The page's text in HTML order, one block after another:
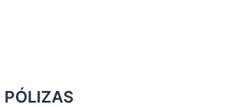
PÓLIZAS